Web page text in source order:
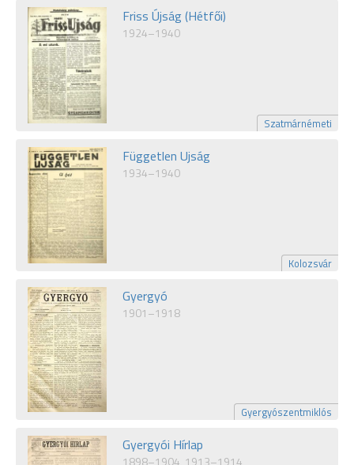
Friss Újság (Hétfői)
1924–1940
Szatmárnémeti
Független Ujság
1934–1940
Kolozsvár
Gyergyó
1901–1918
Gyergyószentmiklós
Gyergyói Hírlap
1898–1904, 1913–1914